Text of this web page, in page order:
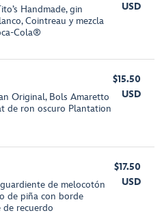
Handmade, gin
Cointreau y mezcla
Cola®
USD
Original, Bols Amaretto
de ron oscuro Plantation
$15.50
USD
de melocotón
de piña con borde
recuerdo
$17.50
USD